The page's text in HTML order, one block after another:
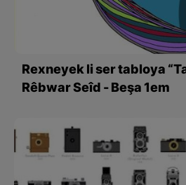
Rexneyek li ser tabloya
Rêbwar Seîd - Beşa 1em